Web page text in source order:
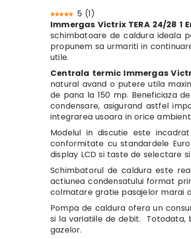
5 (1)
Immergas Victrix TERA 24/28 1
schimbatoare de caldura ideala
propunem sa urmariti in
utile.
Centrala termic Immergas
natural avand o putere utila
de pana la 150 mp. Beneficiaza
condensare, asigurand astfel
integrarea usoara in orice
Modelul in discutie este
conformitate cu standardele
display LCD si taste de selectare
Schimbatorul de caldura este
actiunea condensatului format
colmatare gratie pasajelor marai
Pompa de caldura ofera un
si la variatiile de debit. Totodata,
gazelor.